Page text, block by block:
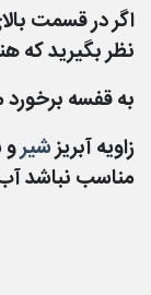
اگر در قسمت
نظر بگیرید که
به قفسه
زاویه آبریزشیرو
مناسب نباشد